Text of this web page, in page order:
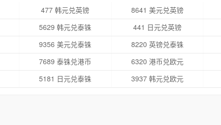
477 韩元兑英镑 8641 美元兑英镑
5629 韩元兑泰铢 441 日元兑英镑
9356 美元兑泰铢 8220 英镑兑泰铢
7689 泰铢兑港币 6320 港币兑欧元
5181 日元兑泰铢 3937 韩元兑欧元